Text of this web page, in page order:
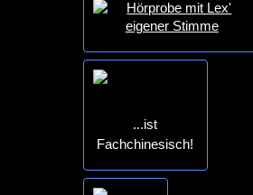
...ist
Fachchinesisch!